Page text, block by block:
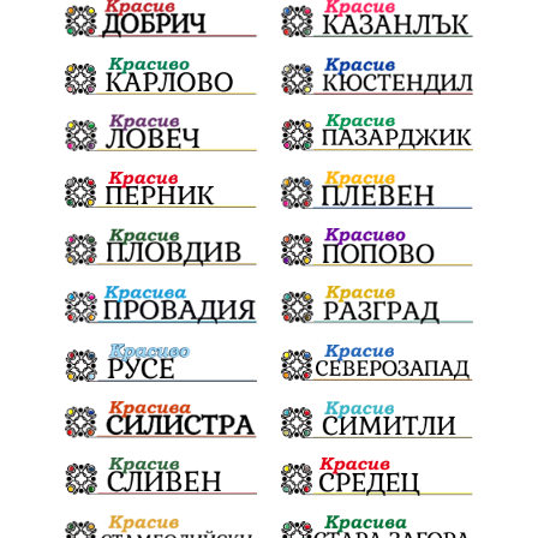
Благотворителност Събития
Българска патриаршия СВетли празници
Криминално Творчество Тръмп
Ценности Европейска комисия
Урсула фон дер Лайен Законопроект
Вдъхновяваща история Приказка
Замърсяване Боклук Дружба
Хавайска мироточива икона
Пресвета Богородица Светия синод
Йордан Камджалов Софи Маринова